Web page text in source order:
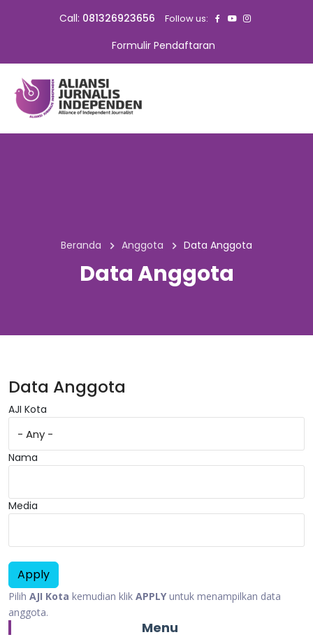
Call: 081326923656 Follow us:
Formulir Pendaftaran
Beranda Anggota Data Anggota
Data Anggota
Data Anggota
AJI Kota
Nama
Media
Pilih AJI Kota kemudian klik APPLYuntuk menampilkan data
anggota.
Menu